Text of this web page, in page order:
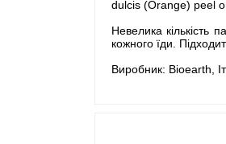
dulcis (Orange) peel
Невелика кількість
кожного їди.
Виробник: Bioearth,